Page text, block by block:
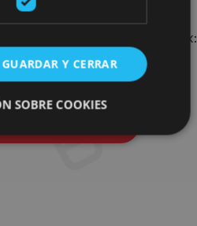
osatzeko planak eta iradokizunak:
eta agendaren ekitaldi
GUARDAR Y CERRAR
SOBRE COOKIES